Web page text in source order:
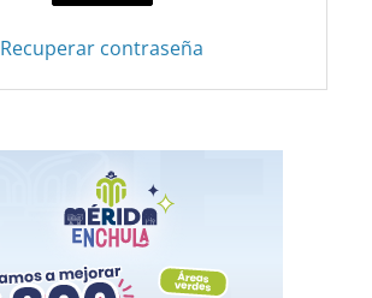
Recuperar contraseña